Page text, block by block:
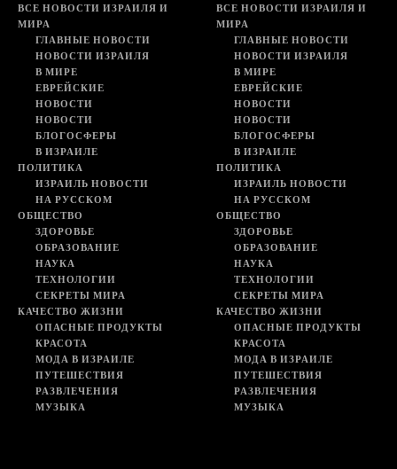
ВСЕ НОВОСТИ ИЗРАИЛЯ И
МИРА
ГЛАВНЫЕ НОВОСТИ
НОВОСТИ ИЗРАИЛЯ
В МИРЕ
ЕВРЕЙСКИЕ
НОВОСТИ
НОВОСТИ
БЛОГОСФЕРЫ
В ИЗРАИЛЕ
ПОЛИТИКА
ИЗРАИЛЬ НОВОСТИ
НА РУССКОМ
ОБЩЕСТВО
ЗДОРОВЬЕ
ОБРАЗОВАНИЕ
НАУКА
ТЕХНОЛОГИИ
СЕКРЕТЫ МИРА
КАЧЕСТВО ЖИЗНИ
ОПАСНЫЕ ПРОДУКТЫ
КРАСОТА
МОДА В ИЗРАИЛЕ
ПУТЕШЕСТВИЯ
РАЗВЛЕЧЕНИЯ
МУЗЫКА
ВСЕ НОВОСТИ ИЗРАИЛЯ И
МИРА
ГЛАВНЫЕ НОВОСТИ
НОВОСТИ ИЗРАИЛЯ
В МИРЕ
ЕВРЕЙСКИЕ
НОВОСТИ
НОВОСТИ
БЛОГОСФЕРЫ
В ИЗРАИЛЕ
ПОЛИТИКА
ИЗРАИЛЬ НОВОСТИ
НА РУССКОМ
ОБЩЕСТВО
ЗДОРОВЬЕ
ОБРАЗОВАНИЕ
НАУКА
ТЕХНОЛОГИИ
СЕКРЕТЫ МИРА
КАЧЕСТВО ЖИЗНИ
ОПАСНЫЕ ПРОДУКТЫ
КРАСОТА
МОДА В ИЗРАИЛЕ
ПУТЕШЕСТВИЯ
РАЗВЛЕЧЕНИЯ
МУЗЫКА